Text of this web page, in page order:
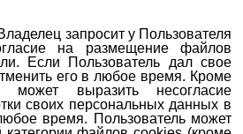
запросит у Пользователя
на размещение файлов
Если Пользователь дал свое
его в любое время. Кроме
может выразить несогласие
своих персональных данных в
время. Пользовательможет